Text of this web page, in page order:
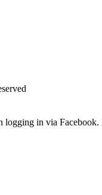
in via